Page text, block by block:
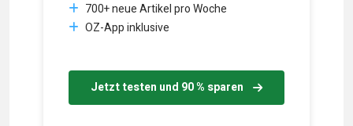
700+ neue Artikel pro Woche
OZ-App inklusive
Jetzt testen und 90 % sparen